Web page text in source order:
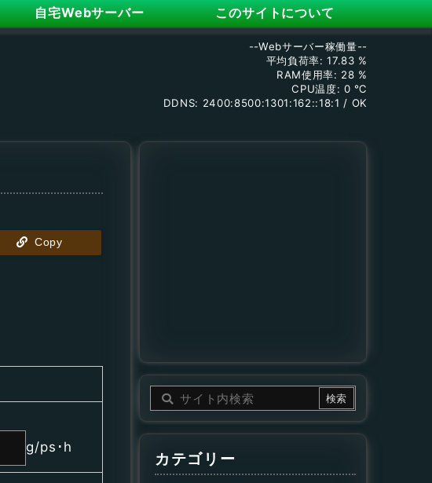
自宅Webサーバー このサイトについて
--Webサーバー稼働量--
平均負荷率: 17.83 %
RAM使用率: 28 %
CPU温度: 0 ℃
DDNS: 2400:8500:1301:162::18:1 / OK
Copy
g/ps･h
カテゴリー